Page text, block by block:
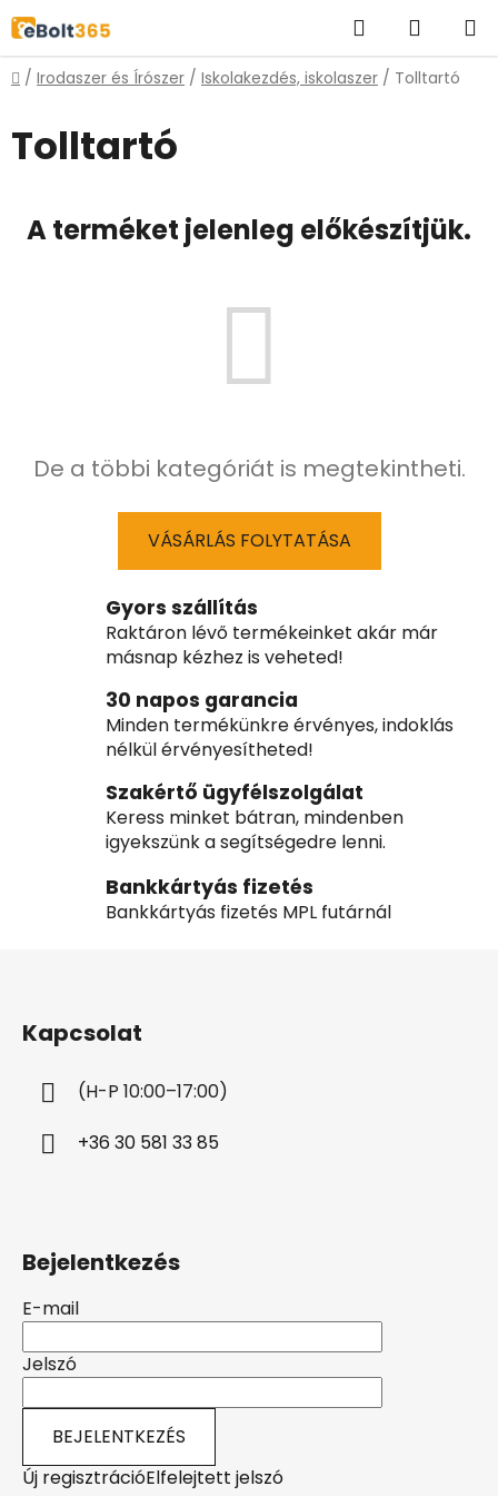
Ugrás
fő
tartalomhoz
KeresésKOSÁR
Kezdőlap
/ Irodaszer és Írószer / Iskolakezdés, iskolaszer / Tolltartó
Tolltartó
A terméket jelenleg előkészítjük.
De a többi kategóriát is megtekintheti.
VÁSÁRLÁS FOLYTATÁSA
Gyors szállítás
Raktáron lévő termékeinket akár már
másnap kézhez is veheted!
30 napos garancia
Minden termékünkre érvényes, indoklás
nélkül érvényesítheted!
Szakértő ügyfélszolgálat
Keress minket bátran, mindenben
igyekszünk a segítségedre lenni.
Bankkártyás fizetés
Bankkártyás fizetés MPL futárnál
Kapcsolat
(H-P 10:00–17:00)
+36 30 581 33 85
Bejelentkezés
E-mail
Jelszó
BEJELENTKEZÉS
Új regisztrációElfelejtett jelszó